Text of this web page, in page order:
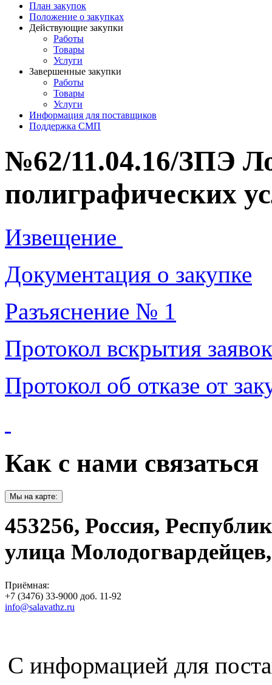
План закупок
Положение о закупках
Действующие закупки
Работы
Товары
Услуги
Завершенные закупки
Работы
Товары
Услуги
Информация для поставщиков
Поддержка СМП
№62/11.04.16/ЗПЭ
полиграфических
Извещение
Документация о закупке
Разъяснение № 1
Протокол вскрытия заявок
Протокол об отказе от
Как с нами связаться
Мы на карте:
453256, Россия,
улица
Приёмная:
+7 (3476) 33-9000 доб. 11-92
info@salavathz.ru
С информацией для